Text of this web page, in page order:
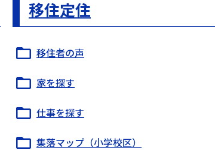
移住定住
移住者の声
家を探す
仕事を探す
集落マップ（小学校区）